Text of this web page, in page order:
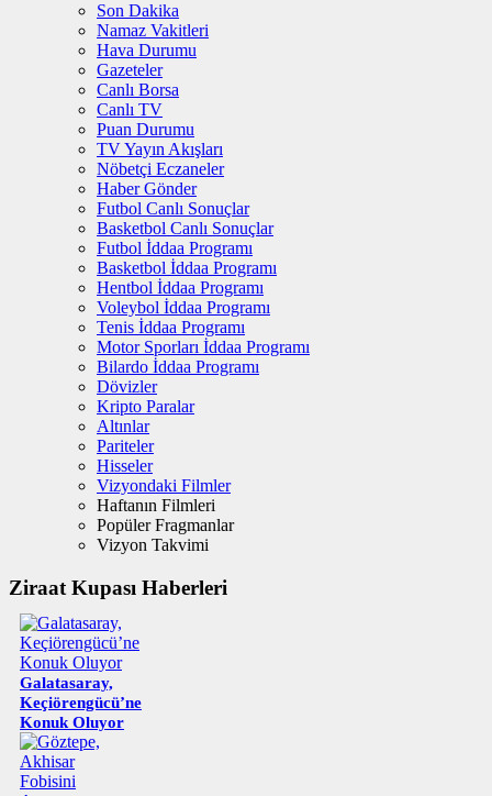
Son Dakika
Namaz Vakitleri
Hava Durumu
Gazeteler
Canlı Borsa
Canlı TV
Puan Durumu
TV Yayın Akışları
Nöbetçi Eczaneler
Haber Gönder
Futbol Canlı Sonuçlar
Basketbol Canlı Sonuçlar
Futbol İddaa Programı
Basketbol İddaa Programı
Hentbol İddaa Programı
Voleybol İddaa Programı
Tenis İddaa Programı
Motor Sporları İddaa Programı
Bilardo İddaa Programı
Dövizler
Kripto Paralar
Altınlar
Pariteler
Hisseler
Vizyondaki Filmler
Haftanın Filmleri
Popüler Fragmanlar
Vizyon Takvimi
Ziraat Kupası Haberleri
Galatasaray,
Keçiörengücü’ne
Konuk Oluyor